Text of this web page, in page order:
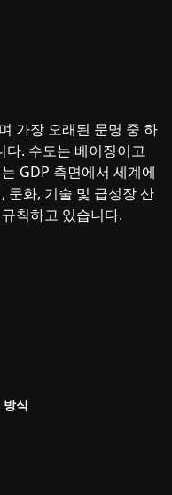
가장 오래된 문명 중 하
다. 수도는 베이징이고
GDP 측면에서 세계에
문화, 기술 및 급성장 산
칙하고 있습니다.
식